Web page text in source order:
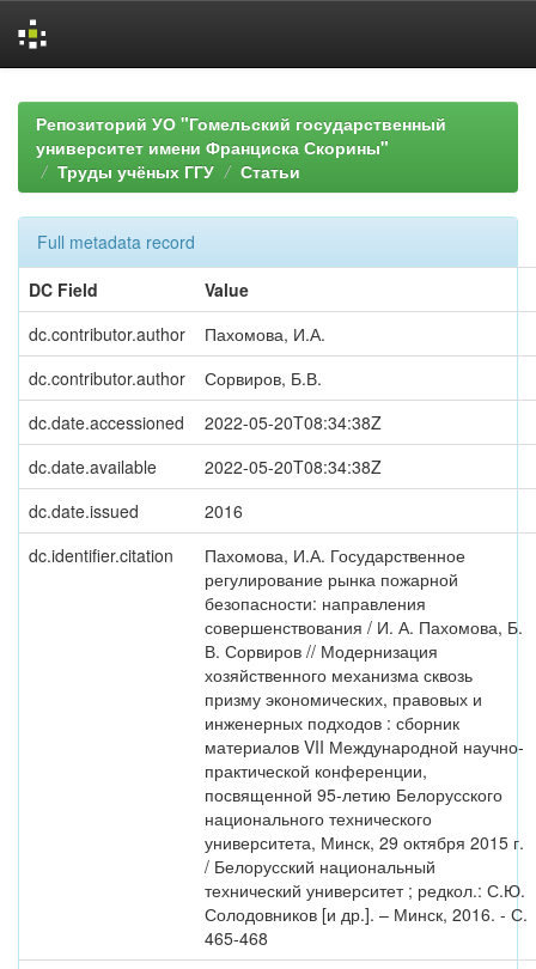
navigationРепозиторий УО "Гомельский государственный
университет имени Франциска Скорины"
Труды учёных ГГУ
Статьи
Full metadata record
DC Field
Value
dc.contributor.author
Пахомова, И.А.
dc.contributor.author
Сорвиров, Б.В.
dc.date.accessioned
2022-05-20T08:34:38Z
dc.date.available
2022-05-20T08:34:38Z
dc.date.issued
2016
dc.identifier.citation
Пахомова, И.А. Государственное
регулирование рынка пожарной
безопасности: направления
совершенствования / И. А. Пахомова, Б.
В. Сорвиров // Модернизация
хозяйственного механизма сквозь
призму экономических, правовых и
инженерных подходов : сборник
материалов VII Международной научно-
практической конференции,
посвященной 95-летию Белорусского
национального технического
университета, Минск, 29 октября 2015 г.
/ Белорусский национальный
технический университет ; редкол.: С.Ю.
Солодовников [и др.]. – Минск, 2016. - С.
465-468